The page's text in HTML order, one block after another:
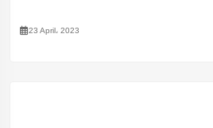
23 April، 2023